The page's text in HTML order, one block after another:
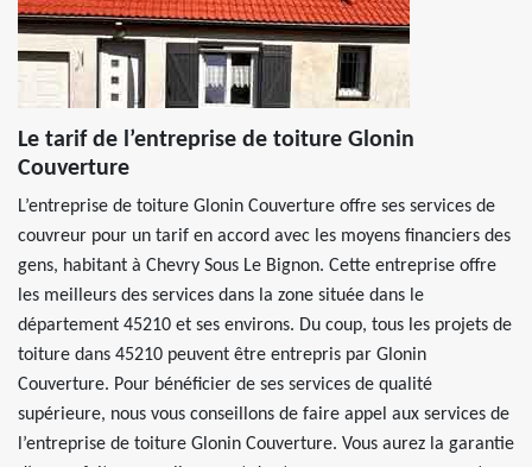
Le tarif de l’entreprise de toiture Glonin
Couverture
L’entreprise de toiture Glonin Couverture offre ses services de
couvreur pour un tarif en accord avec les moyens financiers des
gens, habitant à Chevry Sous Le Bignon. Cette entreprise offre
les meilleurs des services dans la zone située dans le
département 45210 et ses environs. Du coup, tous les projets de
toiture dans 45210 peuvent être entrepris par Glonin
Couverture. Pour bénéficier de ses services de qualité
supérieure, nous vous conseillons de faire appel aux services de
l’entreprise de toiture Glonin Couverture. Vous aurez la garantie